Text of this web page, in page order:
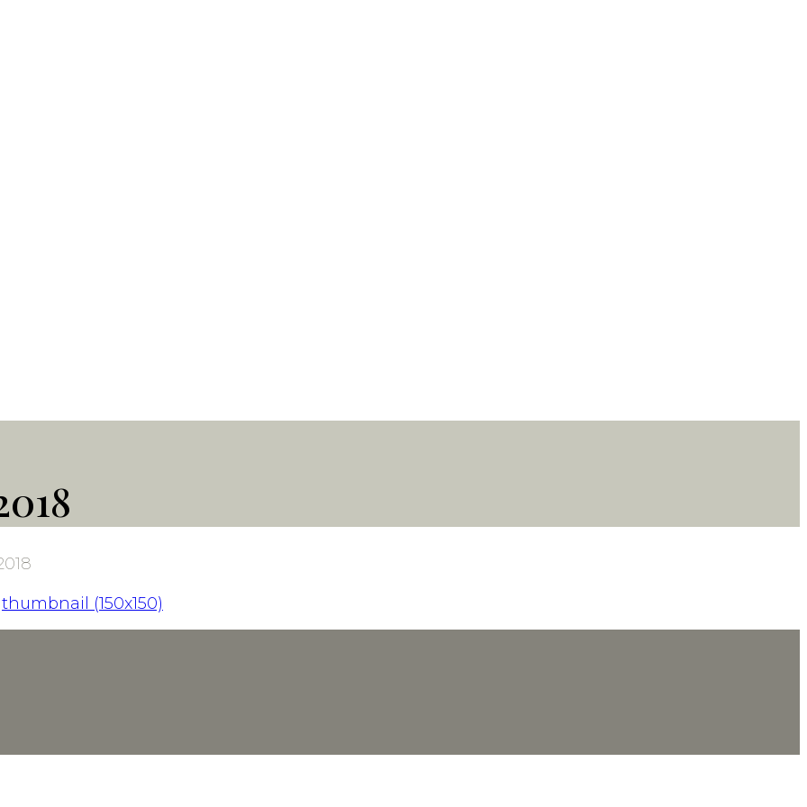
thumbnail (150x150)